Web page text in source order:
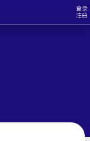
登录
注册